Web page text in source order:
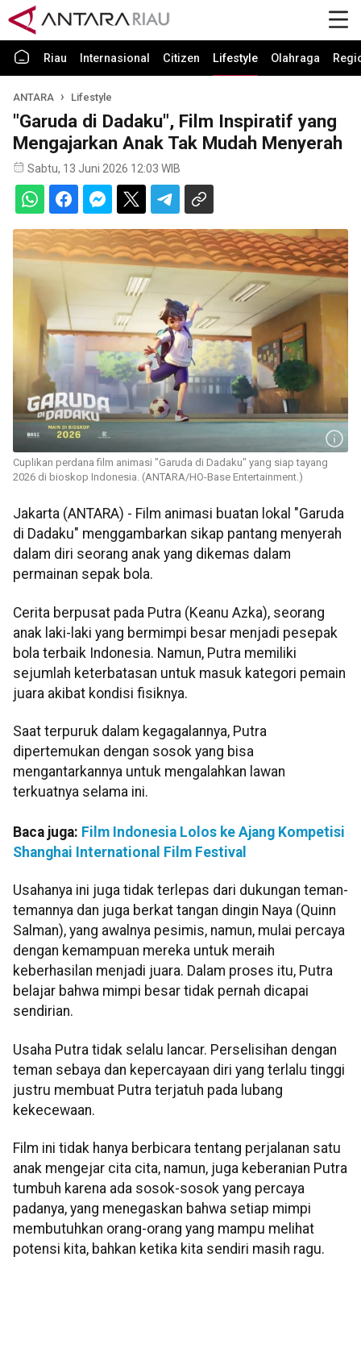
Riau Internasional Citizen Lifestyle Olahraga
ANTARA Lifestyle
"Garuda di Dadaku", Film Inspiratif yang
Mengajarkan Anak Tak Mudah Menyerah
Sabtu, 13 Juni 2026 12:03 WIB
Cuplikan perdana film animasi "Garuda di Dadaku" yang siap tayang
2026 di bioskop Indonesia. (ANTARA/HO-Base Entertainment.)
Jakarta (ANTARA) - Film animasi buatan lokal "Garuda
di Dadaku" menggambarkan sikap pantang menyerah
dalam diri seorang anak yang dikemas dalam
permainan sepak bola.
Cerita berpusat pada Putra (Keanu Azka), seorang
anak laki-laki yang bermimpi besar menjadi pesepak
bola terbaik Indonesia. Namun, Putra memiliki
sejumlah keterbatasan untuk masuk kategori pemain
juara akibat kondisi fisiknya.
Saat terpuruk dalam kegagalannya, Putra
dipertemukan dengan sosok yang bisa
mengantarkannya untuk mengalahkan lawan
terkuatnya selama ini.
Baca juga: Film Indonesia Lolos ke Ajang Kompetisi
Shanghai International Film Festival
Usahanya ini juga tidak terlepas dari dukungan teman-
temannya dan juga berkat tangan dingin Naya (Quinn
Salman), yang awalnya pesimis, namun, mulai percaya
dengan kemampuan mereka untuk meraih
keberhasilan menjadi juara. Dalam proses itu, Putra
belajar bahwa mimpi besar tidak pernah dicapai
sendirian.
Usaha Putra tidak selalu lancar. Perselisihan dengan
teman sebaya dan kepercayaan diri yang terlalu tinggi
justru membuat Putra terjatuh pada lubang
kekecewaan.
Film ini tidak hanya berbicara tentang perjalanan satu
anak mengejar cita cita, namun, juga keberanian Putra
tumbuh karena ada sosok-sosok yang percaya
padanya, yang menegaskan bahwa setiap mimpi
membutuhkan orang-orang yang mampu melihat
potensi kita, bahkan ketika kita sendiri masih ragu.